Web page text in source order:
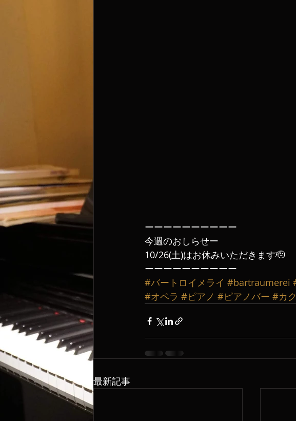
ーーーーーーーーーー
今週のおしらせー
10/26(土)はお休みいただきます🫡
ーーーーーーーーーー
#バートロイメライ #bartraumerei
#オペラ #ピアノ #ピアノバー #カ
最新記事